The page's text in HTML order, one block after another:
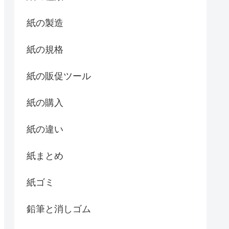
紙の製造
紙の規格
紙の販促ツール
紙の購入
紙の違い
紙まとめ
紙ゴミ
鉛筆と消しゴム